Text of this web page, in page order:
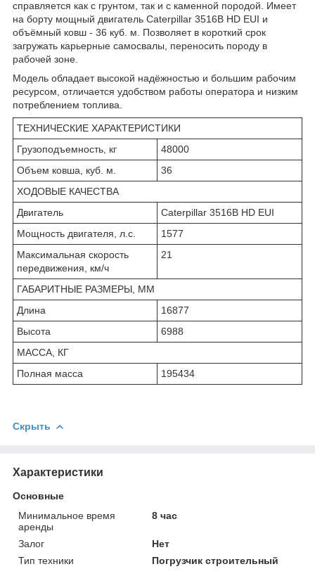
справляется как с грунтом, так и с каменной породой. Имеет
на борту мощный двигатель Caterpillar 3516B HD EUI и
объёмный ковш - 36 куб. м. Позволяет в короткий срок
загружать карьерные самосвалы, переносить породу в
рабочей зоне.
Модель обладает высокой надёжностью и большим рабочим
ресурсом, отличается удобством работы оператора и низким
потреблением топлива.
ТЕХНИЧЕСКИЕ ХАРАКТЕРИСТИКИ
Грузоподъемность, кг
48000
Объем ковша, куб. м.
36
ХОДОВЫЕ КАЧЕСТВА
Двигатель
Caterpillar 3516B HD EUI
Мощность двигателя, л.с.
1577
Максимальная скорость
передвижения, км/ч
21
ГАБАРИТНЫЕ РАЗМЕРЫ, ММ
Длина
16877
Высота
6988
МАССА, КГ
Полная масса
195434
Скрыть
Характеристики
Основные
Минимальное время
аренды
8 час
Залог
Нет
Тип техники
Погрузчик строительный